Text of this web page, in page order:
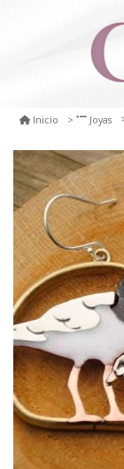
Inicio Joyas